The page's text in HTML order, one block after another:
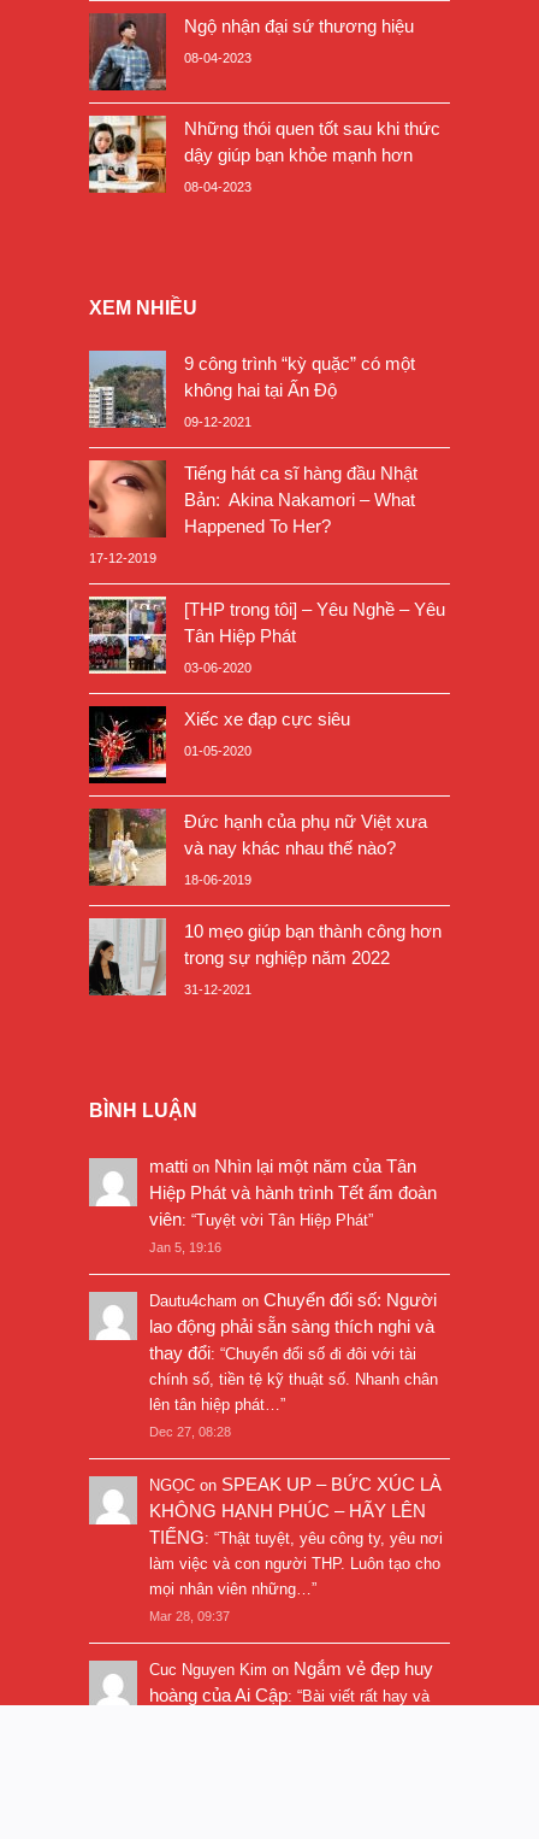
Ngộ nhận đại sứ thương hiệu
08-04-2023
Những thói quen tốt sau khi thức
dậy giúp bạn khỏe mạnh hơn
08-04-2023
XEM NHIỀU
9 công trình “kỳ quặc” có một
không hai tại Ấn Độ
09-12-2021
Tiếng hát ca sĩ hàng đầu Nhật
Bản: Akina Nakamori – What
Happened To Her?
17-12-2019
[THP trong tôi] – Yêu Nghề – Yêu
Tân Hiệp Phát
03-06-2020
Xiếc xe đạp cực siêu
01-05-2020
Đức hạnh của phụ nữ Việt xưa
và nay khác nhau thế nào?
18-06-2019
10 mẹo giúp bạn thành công hơn
trong sự nghiệp năm 2022
31-12-2021
BÌNH LUẬN
matti on Nhìn lại một năm của Tân
Hiệp Phát và hành trình Tết ấm đoàn
viên: “Tuyệt vời Tân Hiệp Phát”
Jan 5, 19:16
Dautu4cham on Chuyển đổi số: Người
lao động phải sẵn sàng thích nghi và
thay đổi: “Chuyển đổi số đi đôi với tài
chính số, tiền tệ kỹ thuật số. Nhanh chân
lên tân hiệp phát… ”
Dec 27, 08:28
NGỌC on SPEAK UP – BỨC XÚC LÀ
KHÔNG HẠNH PHÚC – HÃY LÊN
TIẾNG: “Thật tuyệt, yêu công ty, yêu nơi
làm việc và con người THP. Luôn tạo cho
mọi nhân viên những… ”
Mar 28, 09:37
Cuc Nguyen Kim on Ngắm vẻ đẹp huy
hoàng của Ai Cập: “Bài viết rất hay và